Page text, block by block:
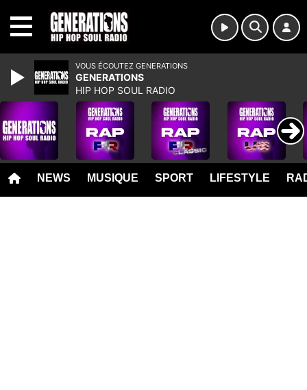
NEWS MUSIQUE SPORT LIFESTYLE
VOUS ÉCOUTEZ GENERATIONS
GENERATIONS
HIP HOP SOUL RADIO